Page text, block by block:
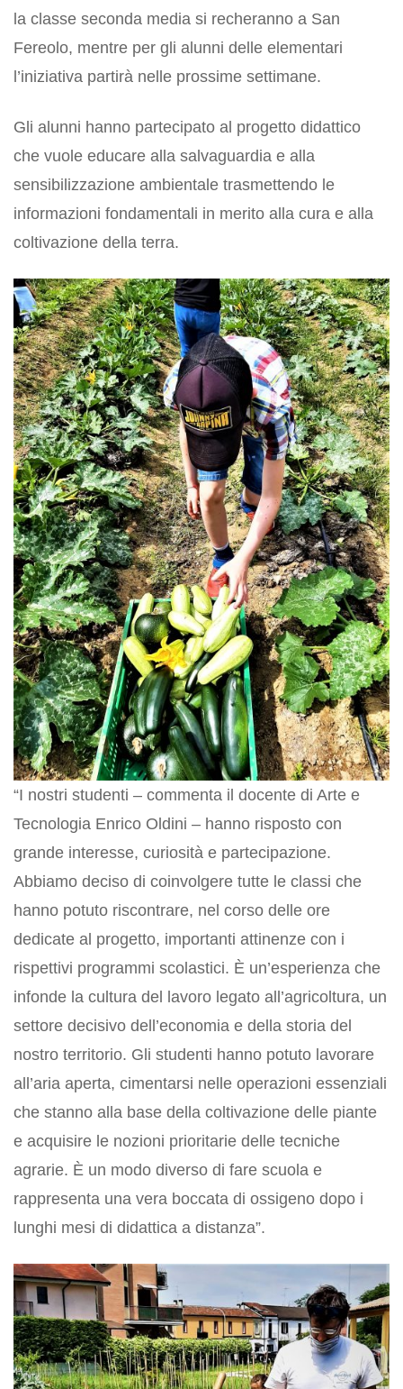
la classe seconda media si recheranno a San
Fereolo, mentre per gli alunni delle elementari
l’iniziativa partirà nelle prossime settimane.
Gli alunni hanno partecipato al progetto didattico
che vuole educare alla salvaguardia e alla
sensibilizzazione ambientale trasmettendo le
informazioni fondamentali in merito alla cura e alla
coltivazione della terra.
“I nostri studenti – commenta il docente di Arte e
Tecnologia Enrico Oldini – hanno risposto con
grande interesse, curiosità e partecipazione.
Abbiamo deciso di coinvolgere tutte le classi che
hanno potuto riscontrare, nel corso delle ore
dedicate al progetto, importanti attinenze con i
rispettivi programmi scolastici. È un’esperienza che
infonde la cultura del lavoro legato all’agricoltura, un
settore decisivo dell’economia e della storia del
nostro territorio. Gli studenti hanno potuto lavorare
all’aria aperta, cimentarsi nelle operazioni essenziali
che stanno alla base della coltivazione delle piante
e acquisire le nozioni prioritarie delle tecniche
agrarie. È un modo diverso di fare scuola e
rappresenta una vera boccata di ossigeno dopo i
lunghi mesi di didattica a distanza”.